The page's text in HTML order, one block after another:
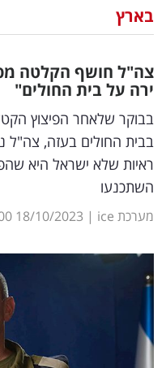
וצרכנות
דיגיטל
וטק
שיווק
ופרסום
משפט
מדדים
ומחקרים
רכילות
בארץ
צה"ל חושף הקלטה
ירה על בית החולים"
בבוקר שלאחר הפיצוץ
בבית החולים בעזה,
ראיות שלא ישראל היא
השתכנעו
מערכת ice |
18/10/2023